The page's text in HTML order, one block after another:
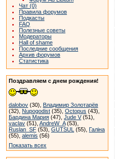
Чат (0)
Правила форумов
Подкасты
FAQ
Полезные советы
Модераторы
Hall of shame
Последние сообщения
Архив форумов
Статистика
Поздравляем с днем рождения!
dalobov (30), Владимир Золотарёв
(32), Nupogodist (35), Octopus (43),
Бардина Мария (47), Jude V(51),
vaclav (51), AndreW_A(53),
Ruslan_SF (53), GUTSUL (55), Галіна
(55), alemis (56)
Показать всех